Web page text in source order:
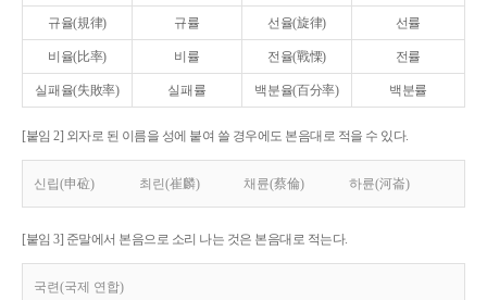
규율(規律) 규률 선율(旋律) 선률
비율(比率) 비률 전율(戰慄) 전률
실패율(失敗率) 실패률 백분율(百分率) 백분률
[붙임 2] 외자로 된 이름을 성에 붙여 쓸 경우에도 본음대로 적을 수 있다.
신립(申砬) 최린(崔麟) 채륜(蔡倫) 하륜(河崙)
[붙임 3] 준말에서 본음으로 소리 나는 것은 본음대로 적는다.
국련(국제 연합)